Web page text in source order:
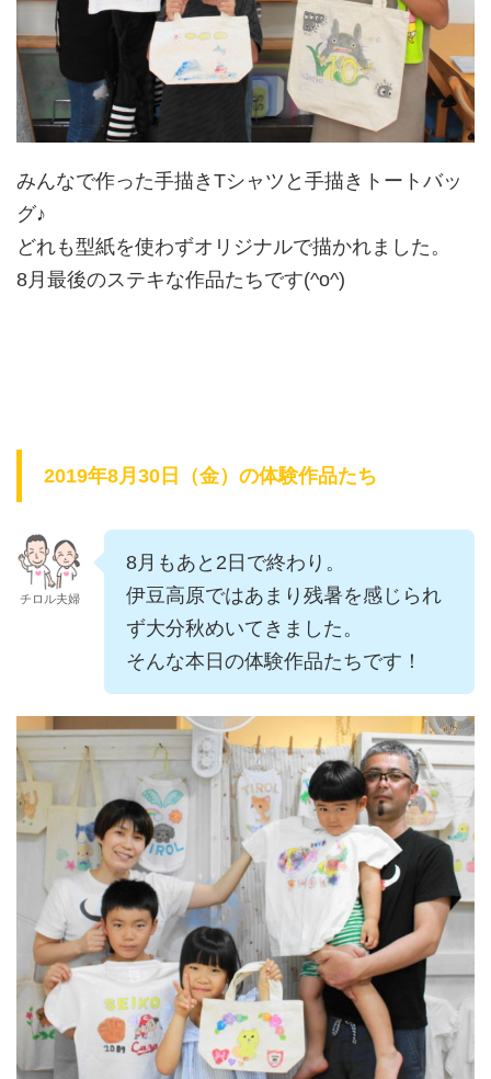
みんなで作った手描きTシャツと手描きトートバッ
グ♪
どれも型紙を使わずオリジナルで描かれました。
8月最後のステキな作品たちです(^o^)
2019年8月30日（金）の体験作品たち
チロル夫婦
8月もあと2日で終わり。
伊豆高原ではあまり残暑を感じられ
ず大分秋めいてきました。
そんな本日の体験作品たちです！